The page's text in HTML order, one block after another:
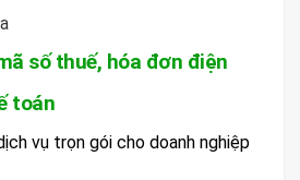
số thuế, hóa đơn điện
toán
vụ trọn gói cho doanh nghiệp